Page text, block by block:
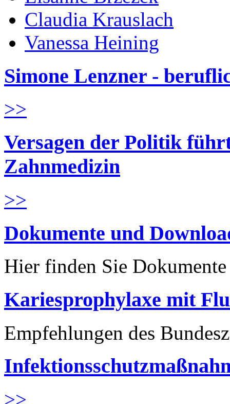
Claudia Krauslach
Vanessa Heining
Simone Lenzner -
>>
Versagen der Politik
Zahnmedizin
>>
Dokumente und
Hier finden Sie
Kariesprophylaxe mit
Empfehlungen des
>>